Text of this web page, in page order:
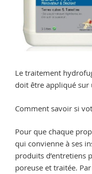
Le traitement
doit être appliqué
Comment savoir si
Pour que chaque
qui convienne à ses
produits d’entretiens
poreuse et traitée.